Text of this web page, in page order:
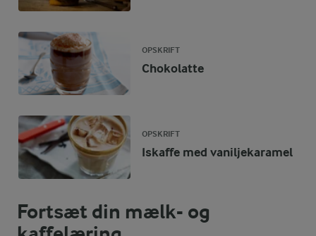
OPSKRIFT
Chokolatte
OPSKRIFT
Iskaffe med vaniljekaramel
Fortsæt din mælk- og